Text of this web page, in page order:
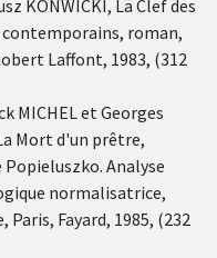
par
l’auteure
selon la
conjectures
puisées
en
divers
livres,
mais
textes
KONWICKI, La Clef des
contemporains, roman,
Laffont, 1983, (312
MICHEL et Georges
Mort d'un prêtre,
Analyse
normalisatrice,
Paris, Fayard, 1985, (232